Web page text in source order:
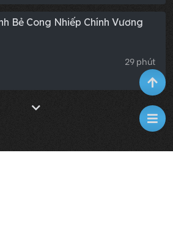
Bẻ Cong Nhiếp Chính Vương
29 phút